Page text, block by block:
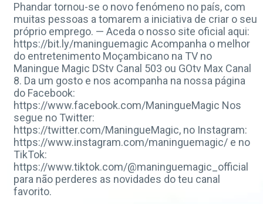
Phandar tornou-se o novo fenómeno no país, com
muitas pessoas a tomarem a iniciativa de criar o seu
próprio emprego. — Aceda o nosso site oficial aqui:
https://bit.ly/maninguemagic Acompanha o melhor
do entretenimento Moçambicano na TV no
Maningue Magic DStv Canal 503 ou GOtv Max Canal
8. Da um gosto e nos acompanha na nossa página
do Facebook:
https://www.facebook.com/ManingueMagic Nos
segue no Twitter:
https://twitter.com/ManingueMagic, no Instagram:
https://www.instagram.com/maninguemagic/ e no
TikTok:
https://www.tiktok.com/@maninguemagic_official
para não perderes as novidades do teu canal
favorito.